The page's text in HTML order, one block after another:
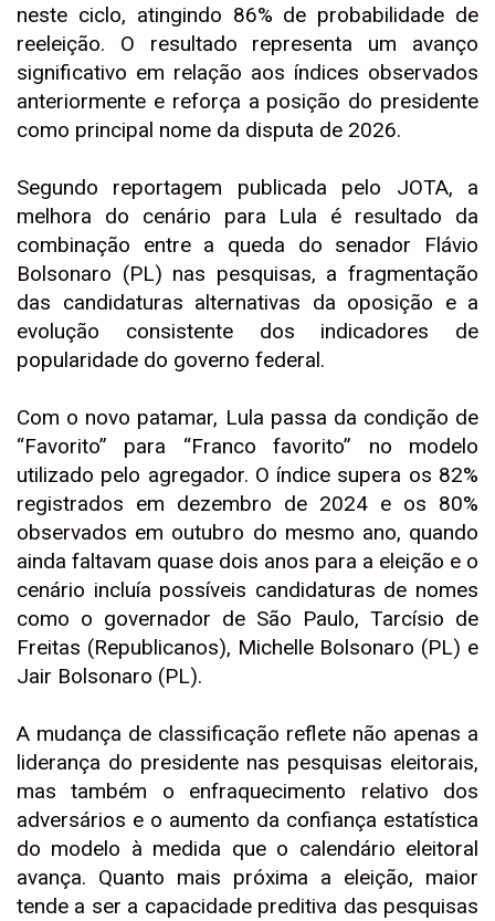
neste ciclo, atingindo 86% de probabilidade de
reeleição. O resultado representa um avanço
significativo em relação aos índices observados
anteriormente e reforça a posição do presidente
como principal nome da disputa de 2026.
Segundo reportagem publicada pelo JOTA, a
melhora do cenário para Lula é resultado da
combinação entre a queda do senador Flávio
Bolsonaro (PL) nas pesquisas, a fragmentação
das candidaturas alternativas da oposição e a
evolução consistente dos indicadores de
popularidade do governo federal.
Com o novo patamar, Lula passa da condição de
“Favorito” para “Franco favorito” no modelo
utilizado pelo agregador. O índice supera os 82%
registrados em dezembro de 2024 e os 80%
observados em outubro do mesmo ano, quando
ainda faltavam quase dois anos para a eleição e o
cenário incluía possíveis candidaturas de nomes
como o governador de São Paulo, Tarcísio de
Freitas (Republicanos), Michelle Bolsonaro (PL) e
Jair Bolsonaro (PL).
A mudança de classificação reflete não apenas a
liderança do presidente nas pesquisas eleitorais,
mas também o enfraquecimento relativo dos
adversários e o aumento da confiança estatística
do modelo à medida que o calendário eleitoral
avança. Quanto mais próxima a eleição, maior
tende a ser a capacidade preditiva das pesquisas